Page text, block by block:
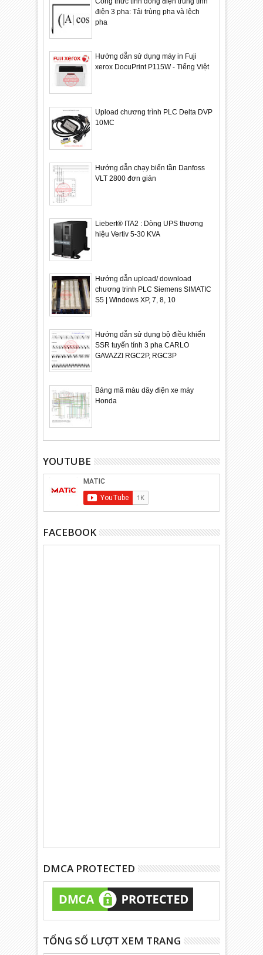
điện 3 pha: Tải trùng pha và lệch
pha
Hướng dẫn sử dụng máy in Fuji
xerox DocuPrint P115W - Tiếng Việt
Upload chương trình PLC Delta DVP
10MC
Hướng dẫn chạy biến tần Danfoss
VLT 2800 đơn giản
Liebert® ITA2 : Dòng UPS thương
hiệu Vertiv 5-30 KVA
Hướng dẫn upload/ download
chương trinh PLC Siemens SIMATIC
S5 | Windows XP, 7, 8, 10
Hướng dẫn sử dụng bộ điều khiển
SSR tuyến tính 3 pha CARLO
GAVAZZI RGC2P, RGC3P
Bảng mã màu dây điện xe máy
Honda
YOUTUBE
FACEBOOK
DMCA PROTECTED
TỔNG SỐ LƯỢT XEM TRANG